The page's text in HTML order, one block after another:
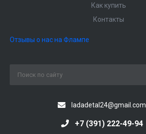
Как купить
Контакты
Отзывы о нас на Флампе
ladadetal24@gmail.com
+7 (391) 222-49-94